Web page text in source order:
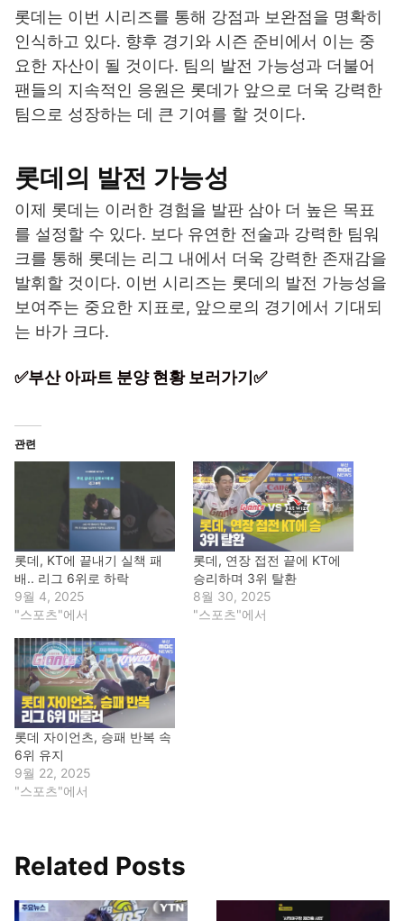
롯데는 이번 시리즈를 통해 강점과 보완점을 명확히
인식하고 있다. 향후 경기와 시즌 준비에서 이는 중
요한 자산이 될 것이다. 팀의 발전 가능성과 더불어
팬들의 지속적인 응원은 롯데가 앞으로 더욱 강력한
팀으로 성장하는 데 큰 기여를 할 것이다.
롯데의 발전 가능성
이제 롯데는 이러한 경험을 발판 삼아 더 높은 목표
를 설정할 수 있다. 보다 유연한 전술과 강력한 팀워
크를 통해 롯데는 리그 내에서 더욱 강력한 존재감을
발휘할 것이다. 이번 시리즈는 롯데의 발전 가능성을
보여주는 중요한 지표로, 앞으로의 경기에서 기대되
는 바가 크다.
✅부산 아파트 분양 현황 보러가기✅
관련
롯데, KT에 끝내기 실책 패
배.. 리그 6위로 하락
9월 4, 2025
"스포츠"에서
롯데, 연장 접전 끝에 KT에
승리하며 3위 탈환
8월 30, 2025
"스포츠"에서
롯데 자이언츠, 승패 반복 속
6위 유지
9월 22, 2025
"스포츠"에서
Related Posts